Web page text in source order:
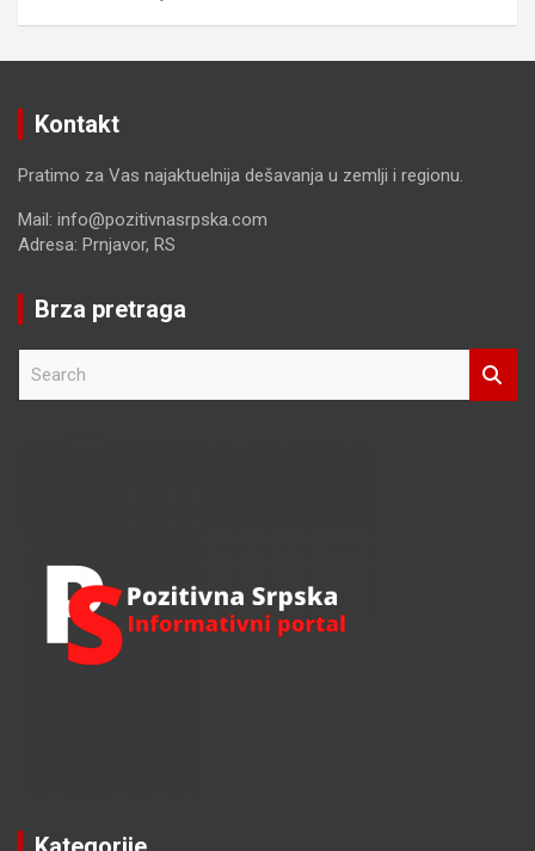
Kontakt
Pratimo za Vas najaktuelnija dešavanja u zemlji i regionu.
Mail: info@pozitivnasrpska.com
Adresa: Prnjavor, RS
Brza pretraga